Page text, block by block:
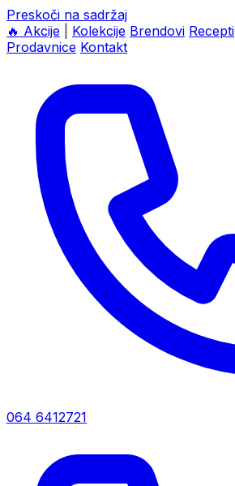
Preskoči na sadržaj
🔥 Akcije Kolekcije Brendovi Recepti
Prodavnice Kontakt
064 6412721